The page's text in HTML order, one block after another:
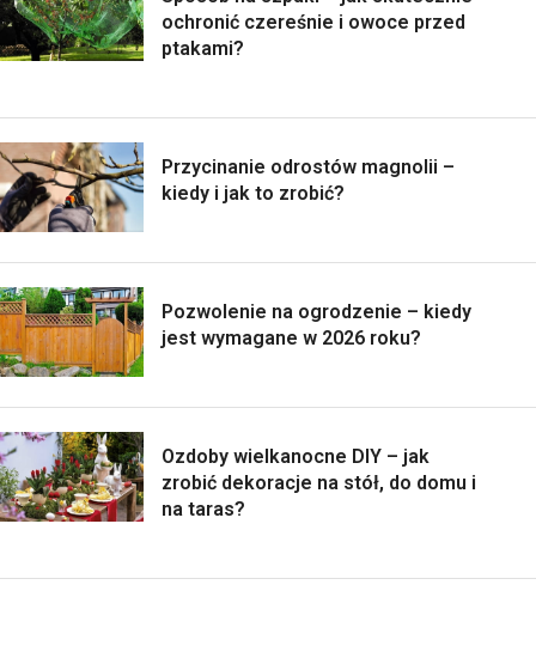
ochronić czereśnie i owoce przed
ptakami?
Przycinanie odrostów magnolii –
kiedy i jak to zrobić?
Pozwolenie na ogrodzenie – kiedy
jest wymagane w 2026 roku?
Ozdoby wielkanocne DIY – jak
zrobić dekoracje na stół, do domu i
na taras?